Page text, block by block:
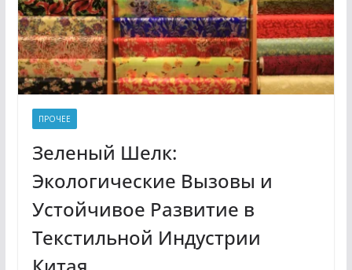
ПРОЧЕЕ
Зеленый Шелк:
Экологические Вызовы и
Устойчивое Развитие в
Текстильной Индустрии